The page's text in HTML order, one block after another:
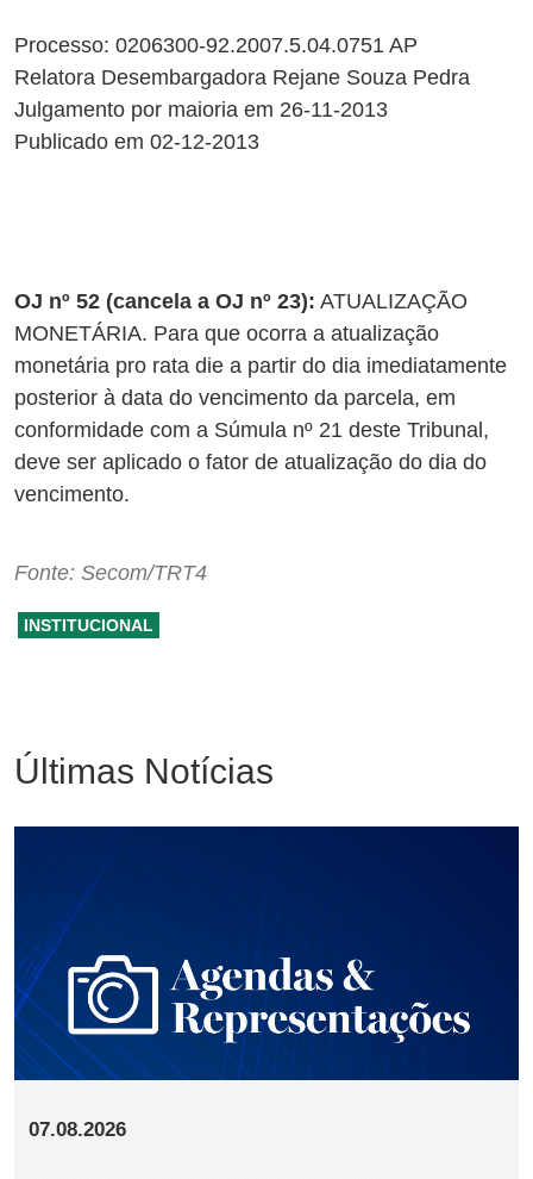
Processo: 0206300-92.2007.5.04.0751 AP
Relatora Desembargadora Rejane Souza Pedra
Julgamento por maioria em 26-11-2013
Publicado em 02-12-2013
OJ nº 52 (cancela a OJ nº 23): ATUALIZAÇÃO
MONETÁRIA. Para que ocorra a atualização
monetária pro rata die a partir do dia imediatamente
posterior à data do vencimento da parcela, em
conformidade com a Súmula nº 21 deste Tribunal,
deve ser aplicado o fator de atualização do dia do
vencimento.
Fonte: Secom/TRT4
INSTITUCIONAL
Últimas Notícias
07.08.2026